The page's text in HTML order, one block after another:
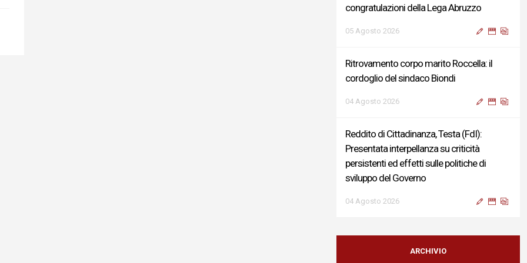
congratulazioni della Lega Abruzzo
05 Agosto 2026
Ritrovamento corpo marito Roccella: il
cordoglio del sindaco Biondi
04 Agosto 2026
Reddito di Cittadinanza, Testa (FdI):
Presentata interpellanza su criticità
persistenti ed effetti sulle politiche di
sviluppo del Governo
04 Agosto 2026
Sigismondi, Liris e Testa: “Profondo
cordoglio e vicinanza al Ministro Roccella e
ARCHIVIO